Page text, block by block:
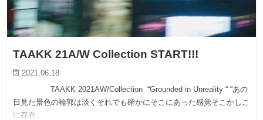
TAAKK 21A/W Collection START!!!
2021.06.18
TAAKK 2021AW/Collection “Grounded in Unreality “ “あの
日見た景色の輪郭は淡くそれでも確かにそこにあった感覚そこかしこ
に存在…